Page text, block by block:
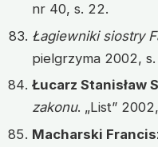
nr 40, s. 22.
Łagiewniki siostry
pielgrzyma 2002, s.
Łucarz Stanisław
zakonu. „List”
Macharski